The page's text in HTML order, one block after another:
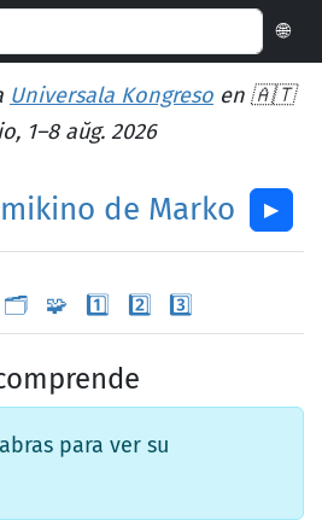
🌐
Universala Kongreso en 🇦🇹
1–8 aŭg. 2026
de Marko ▶︎
🗂️ 🧩 1️⃣ 2️⃣ 3️⃣
para ver su